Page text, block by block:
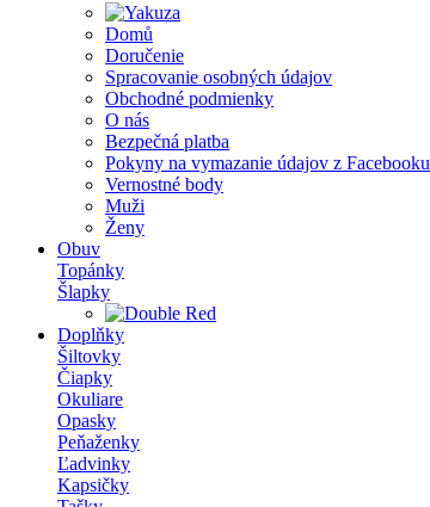
Domů
Doručenie
Spracovanie osobných údajov
Obchodné podmienky
O nás
Bezpečná platba
Pokyny na vymazanie údajov z Facebooku
Vernostné body
Muži
Ženy
Obuv
Topánky
Šlapky
Doplňky
Šiltovky
Čiapky
Okuliare
Opasky
Peňaženky
Ľadvinky
Kapsičky